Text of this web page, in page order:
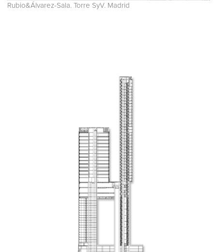
Rubio&Álvarez-Sala. Torre SyV. Madrid